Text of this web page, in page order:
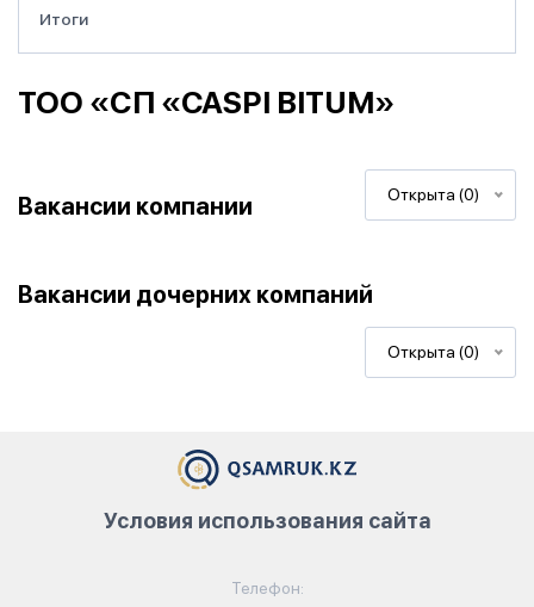
Итоги
ТОО «СП «CASPI BITUM»
Вакансии компании Открыта (0)
Вакансии дочерних компаний
Открыта (0)
Телефон:
Условия использования сайта